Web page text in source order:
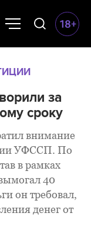
за
сроку
внимание
УФССП. По
в рамках
40
он требовал,
денег от